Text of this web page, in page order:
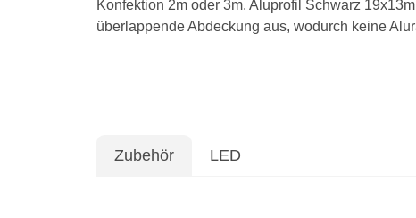
Konfektion 2m oder 3m. Aluprofil Schwarz
überlappende Abdeckung aus, wodurch keine
Zubehör LED